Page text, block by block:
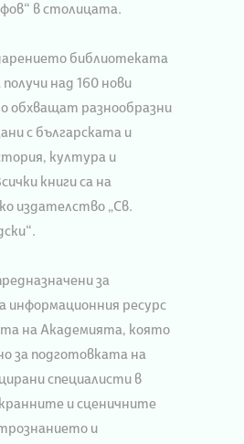
в столицата.
библиотеката
над 160 нови
обхващат разнообразни
с българската и
култура и
книги са на
издателство „Св.
за
информационния ресурс
на Академията, която
за подготовката на
специалисти в
и сценичните
и